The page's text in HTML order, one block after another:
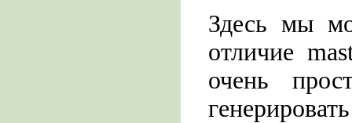
Здесь мы
отличие
очень